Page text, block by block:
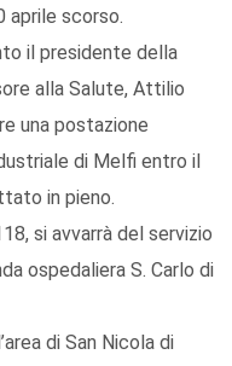
aprile scorso.
il presidente della
alla Salute, Attilio
una postazione
di Melfi entro il
in pieno.
si avvarrà del servizio
ospedaliera S. Carlo di
di San Nicola di